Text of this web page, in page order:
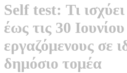
Self test: Τι
έως τις 30
εργαζόμενους σε
δημόσιο τομέα